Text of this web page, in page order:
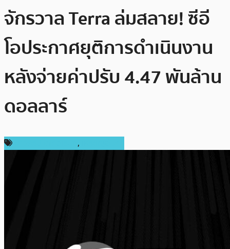
จักรวาล Terra ล่มสลาย! ซีอี
โอประกาศยุติการดำเนินงาน
หลังจ่ายค่าปรับ 4.47 พันล้าน
ดอลลาร์
,